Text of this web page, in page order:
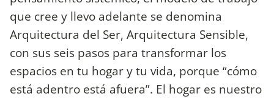
que cree y llevo adelante se denomina
Arquitectura del Ser, Arquitectura Sensible,
con sus seis pasos para transformar los
espacios en tu hogar y tu vida, porque “cómo
está adentro está afuera”. El hogar es nuestro